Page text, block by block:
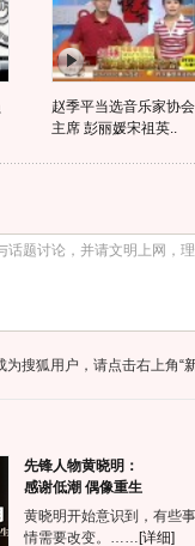
赵季平当选音乐家协会
主席 彭丽媛宋祖英..
搜狐用户，请点击右上角“
先锋人物黄晓明：
感谢低潮 偶像重生
黄晓明开始意识到，有些事
情需要改变。…… [详细]